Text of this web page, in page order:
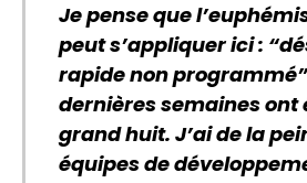
Je pense que
peut s’appliquer ici :
rapide non
dernières semaines ont
grand huit. J’ai de la
équipes de